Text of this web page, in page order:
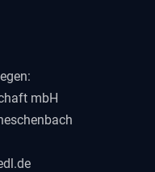
mbH